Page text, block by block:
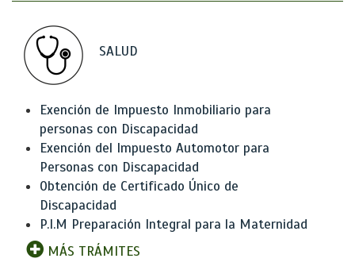
SALUD
Exención de Impuesto Inmobiliario para
personas con Discapacidad
Exención del Impuesto Automotor para
Personas con Discapacidad
Obtención de Certificado Único de
Discapacidad
P.I.M Preparación Integral para la Maternidad
MÁS TRÁMITES